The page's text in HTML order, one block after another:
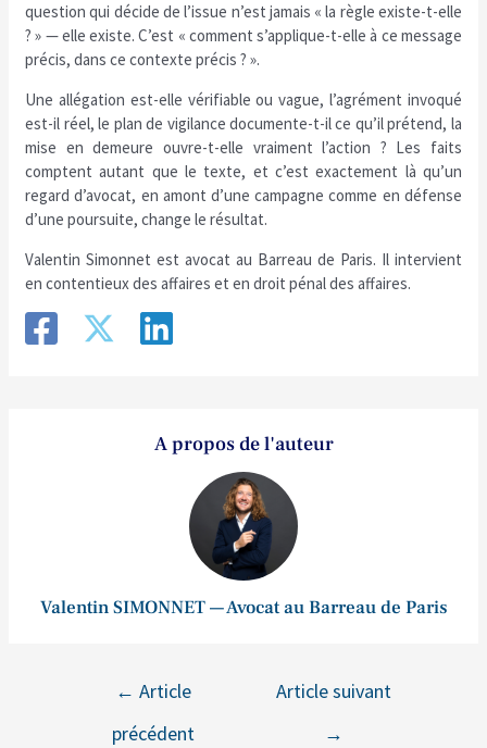
question qui décide de l’issue n’est jamais « la règle existe-t-elle
? » — elle existe. C’est « comment s’applique-t-elle à ce message
précis, dans ce contexte précis ? ».
Une allégation est-elle vérifiable ou vague, l’agrément invoqué
est-il réel, le plan de vigilance documente-t-il ce qu’il prétend, la
mise en demeure ouvre-t-elle vraiment l’action ? Les faits
comptent autant que le texte, et c’est exactement là qu’un
regard d’avocat, en amont d’une campagne comme en défense
d’une poursuite, change le résultat.
Valentin Simonnet est avocat au Barreau de Paris. Il intervient
en contentieux des affaires et en droit pénal des affaires.
A propos de l'auteur
Valentin SIMONNET — Avocat au Barreau de Paris
← Article
précédent
Article suivant
→